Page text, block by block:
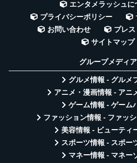
エンタメラッシュに
プライバシーポリシー
お問い合わせ
プレ
サイトマップ
グループメディア
グルメ情報 - グルメ
アニメ・漫画情報 - アニ
ゲーム情報 - ゲーム
ファッション情報 - ファッ
美容情報 - ビューティ
スポーツ情報 - スポー
マネー情報 - マネー